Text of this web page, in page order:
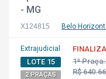
- MG
X124815 Belo
Extrajudicial
LOTE 15
2 PRAÇAS
1ª Praça:
R$